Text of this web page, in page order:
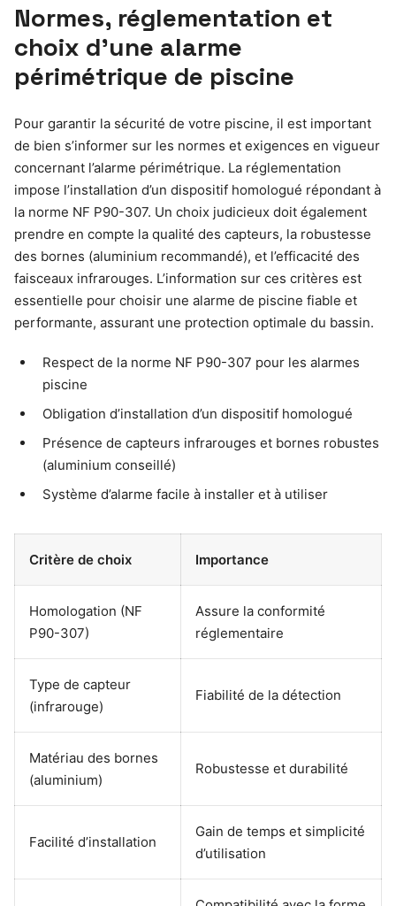
Normes, réglementation et
choix d’une alarme
périmétrique de piscine
Pour garantir la sécurité de votre piscine, il est important
de bien s’informer sur les normes et exigences en vigueur
concernant l’alarme périmétrique. La réglementation
impose l’installation d’un dispositif homologué répondant à
la norme NF P90-307. Un choix judicieux doit également
prendre en compte la qualité des capteurs, la robustesse
des bornes (aluminium recommandé), et l’efficacité des
faisceaux infrarouges. L’information sur ces critères est
essentielle pour choisir une alarme de piscine fiable et
performante, assurant une protection optimale du bassin.
Respect de la norme NF P90-307 pour les alarmes
piscine
Obligation d’installation d’un dispositif homologué
Présence de capteurs infrarouges et bornes robustes
(aluminium conseillé)
Système d’alarme facile à installer et à utiliser
Critère de choix Importance
Homologation (NF
P90-307)
Assure la conformité
réglementaire
Type de capteur
(infrarouge)
Fiabilité de la détection
Matériau des bornes
(aluminium)
Robustesse et durabilité
Facilité d’installation
Gain de temps et simplicité
d’utilisation